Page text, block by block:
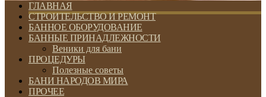
ГЛАВНАЯ
СТРОИТЕЛЬСТВО И РЕМОНТ
БАННОЕ ОБОРУДОВАНИЕ
БАННЫЕ ПРИНАДЛЕЖНОСТИ
Веники для бани
ПРОЦЕДУРЫ
Полезные советы
БАНИ НАРОДОВ МИРА
ПРОЧЕЕ